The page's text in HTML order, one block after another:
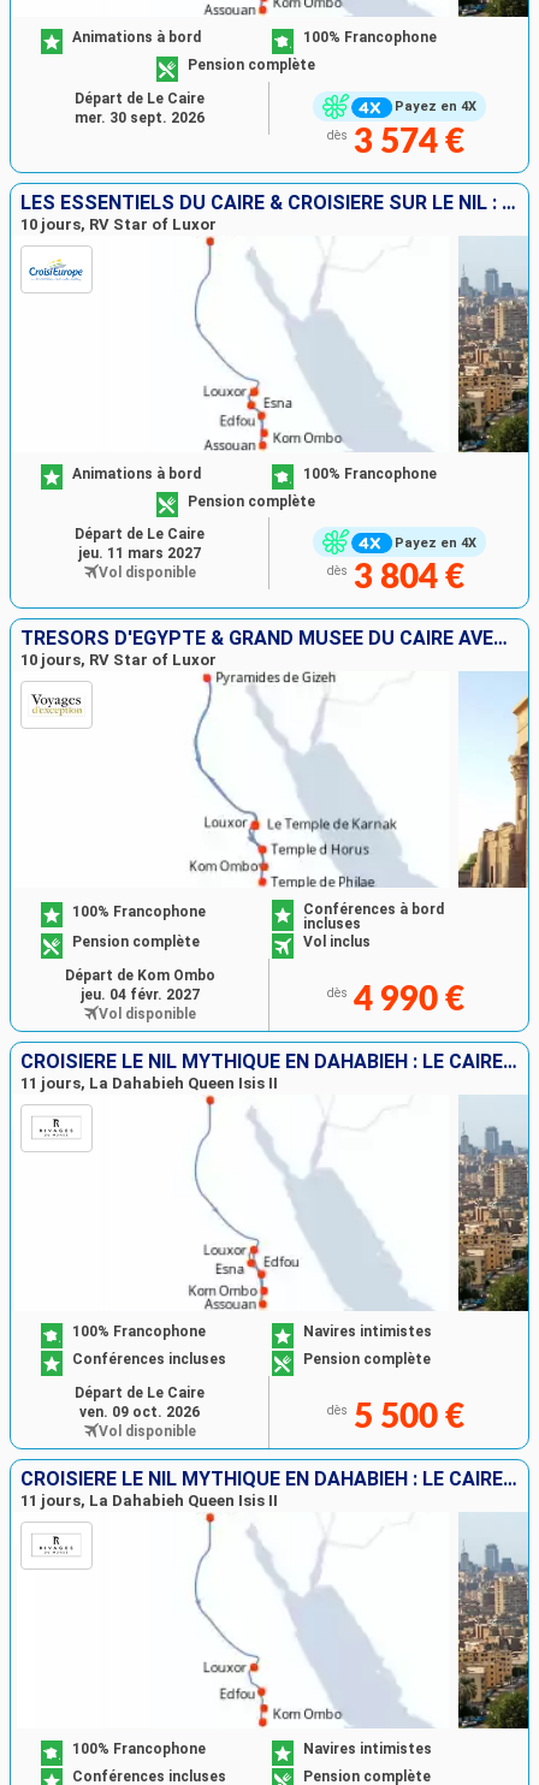
Payez en 4X
Animations à bord
100% Francophone
Pension complète
dès 3 574 €
Départ de Le Caire
mer. 30 sept. 2026
LES ESSENTIELS DU CAIRE & CROISIÈRE SUR LE NIL : SUR LA TERRE DES PHARAONS
10 jours, RV Star of Luxor
Payez en 4X
Animations à bord
100% Francophone
Pension complète
dès 3 804 €
Départ de Le Caire
jeu. 11 mars 2027
Vol disponible
TRÉSORS D'ÉGYPTE & GRAND MUSÉE DU CAIRE AVEC PASCAL BONIFACE
10 jours, RV Star of Luxor
100% Francophone
Conférences à bord
incluses
Pension complète
Vol inclus
dès 4 990 €
Départ de Kom Ombo
jeu. 04 févr. 2027
Vol disponible
CROISIÈRE LE NIL MYTHIQUE EN DAHABIEH : LE CAIRE, ASSOUAN, LOUXOR
11 jours, La Dahabieh Queen Isis II
100% Francophone
Navires intimistes
Conférences incluses
Pension complète
dès 5 500 €
Départ de Le Caire
ven. 09 oct. 2026
Vol disponible
CROISIÈRE LE NIL MYTHIQUE EN DAHABIEH : LE CAIRE, LOUXOR, ASSOUAN
11 jours, La Dahabieh Queen Isis II
100% Francophone
Navires intimistes
Conférences incluses
Pension complète